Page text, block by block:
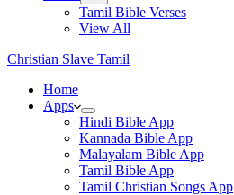
Tamil Bible Verses
View All
Christian Slave Tamil
Home
Apps
Hindi Bible App
Kannada Bible App
Malayalam Bible App
Tamil Bible App
Tamil Christian Songs App